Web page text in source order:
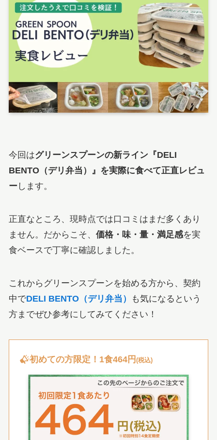
今回はグリーンスプーンの新ライン『DELI
BENTO（デリ弁当）』を実際に食べて正直レビュ
ー します。
正直なところ、現時点では口コミはまだ多くあり
ません。だからこそ、 価格・味・量・満足感を実
食ベースで丁寧に確認しました。
これからグリーンスプーンを始める方から、契約
中でDELI BENTO（デリ弁当）
も気になるという
方までぜひ参考にしてみてください！
初めての方限定！1食464円(税込)